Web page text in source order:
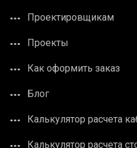
Проектировщикам
Проекты
Как оформить заказ
Блог
Калькулятор расчета
Калькулятор расчета